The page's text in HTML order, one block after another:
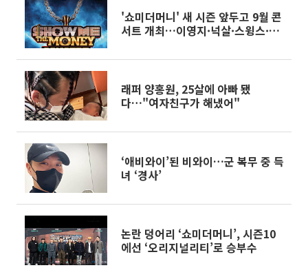
'쇼미더머니' 새 시즌 앞두고 9월 콘
서트 개최…이영지·넉살·스윙스·
래퍼 양홍원, 25살에 아빠 됐
다…"여자친구가 해냈어"
‘애비와이’된 비와이…군 복무 중 득
녀 ‘경사’
논란 덩어리 ‘쇼미더머니’, 시즌10
에선 ‘오리지널리티’로 승부수